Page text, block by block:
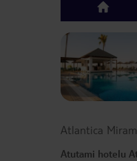
top
Previous slide
Atlantica
Atutami hotelu